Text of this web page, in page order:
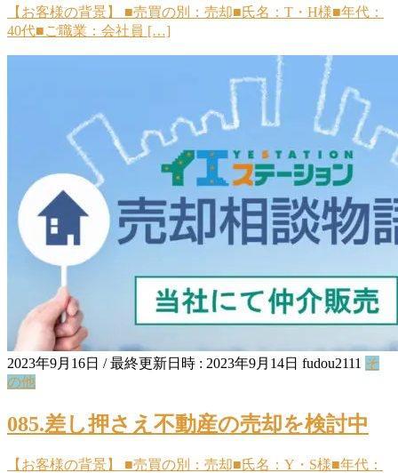
【お客様の背景】 ■売買の別：売却■氏名：T・H様■年代：
40代■ご職業：会社員 […]
2023年9月16日 / 最終更新日時 : 2023年9月14日 fudou2111 そ
の他
085.差し押さえ不動産の売却を検討中
【お客様の背景】 ■売買の別：売却■氏名：Y・S様■年代：